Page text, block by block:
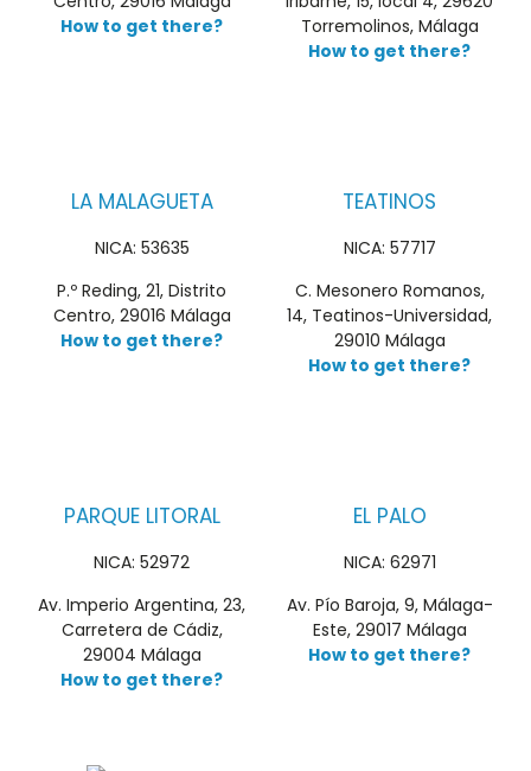
How to get there?
Torremolinos, Málaga
How to get there?
LA MALAGUETA
NICA: 53635
P.º Reding, 21, Distrito
Centro, 29016 Málaga
How to get there?
TEATINOS
NICA: 57717
C. Mesonero Romanos,
14, Teatinos-Universidad,
29010 Málaga
How to get there?
PARQUE LITORAL
NICA: 52972
Av. Imperio Argentina, 23,
Carretera de Cádiz,
29004 Málaga
How to get there?
EL PALO
NICA: 62971
Av. Pío Baroja, 9, Málaga-
Este, 29017 Málaga
How to get there?